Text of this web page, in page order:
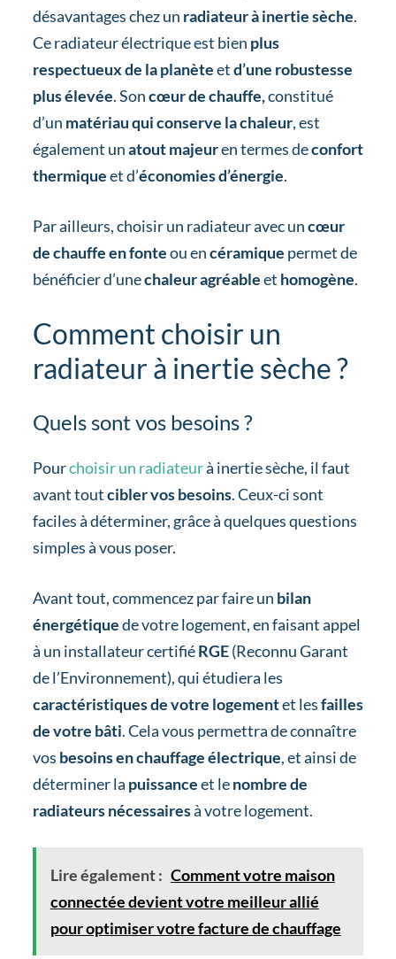
désavantages chez un radiateur à inertie sèche.
Ce radiateur électrique est bien plus
respectueux de la planèteetd’une robustesse
plus élevée. Soncœur de chauffe,constitué
d’un matériau qui conserve la chaleur, est
également unatout majeuren termes deconfort
thermiqueet d’économies d’énergie.
Par ailleurs, choisir un radiateur avec uncœur
de chauffe en fonteou encéramique permet de
bénéficier d’unechaleur agréableet homogène.
Comment choisir un
radiateur à inertie sèche ?
Quels sont vos besoins ?
Pourchoisir un radiateurà inertie sèche, il faut
avant toutcibler vos besoins. Ceux-ci sont
faciles à déterminer, grâce à quelques questions
simples à vous poser.
Avant tout, commencez par faire un bilan
énergétiquede votre logement, en faisant appel
à un installateur certifiéRGE(Reconnu Garant
de l’Environnement), qui étudiera les
caractéristiques de votre logementet lesfailles
de votre bâti. Cela vous permettra de connaître
vos besoins en chauffage électrique, et ainsi de
déterminer la puissanceet lenombre de
radiateurs nécessairesà votre logement.
Lire également : Comment votre maison
connectée devient votre meilleur allié
pour optimiser votre facture de chauffage